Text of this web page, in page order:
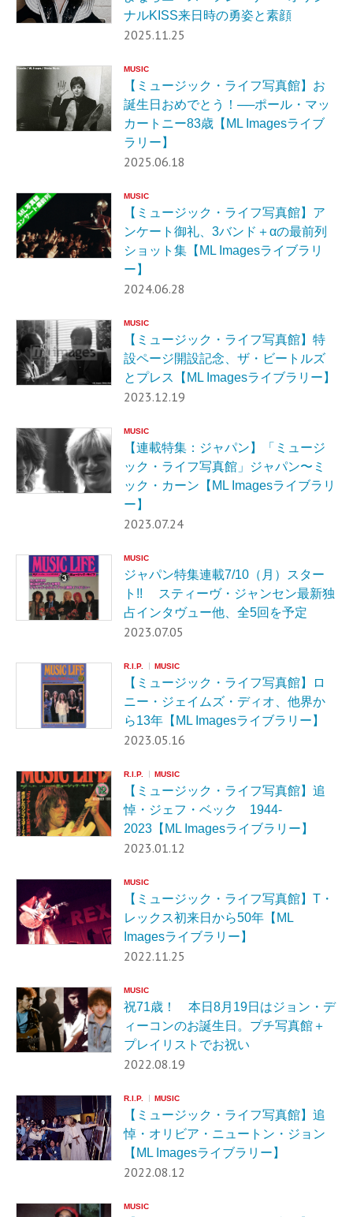
ナルKISS来日時の勇姿と素顔
2025.11.25
MUSIC
【ミュージック・ライフ写真館】お
誕生日おめでとう！──ポール・マッ
カートニー83歳【ML Imagesライブ
ラリー】
2025.06.18
MUSIC
【ミュージック・ライフ写真館】ア
ンケート御礼、3バンド＋αの最前列
ショット集【ML Imagesライブラリ
ー】
2024.06.28
MUSIC
【ミュージック・ライフ写真館】特
設ページ開設記念、ザ・ビートルズ
とプレス【ML Imagesライブラリー】
2023.12.19
MUSIC
【連載特集：ジャパン】「ミュージ
ック・ライフ写真館」ジャパン〜ミ
ック・カーン【ML Imagesライブラリ
ー】
2023.07.24
MUSIC
ジャパン特集連載7/10（月）スター
ト!! スティーヴ・ジャンセン最新独
占インタヴュー他、全5回を予定
2023.07.05
R.I.P. MUSIC
【ミュージック・ライフ写真館】ロ
ニー・ジェイムズ・ディオ、他界か
ら13年【ML Imagesライブラリー】
2023.05.16
R.I.P. MUSIC
【ミュージック・ライフ写真館】追
悼・ジェフ・ベック 1944-
2023【ML Imagesライブラリー】
2023.01.12
MUSIC
【ミュージック・ライフ写真館】T・
レックス初来日から50年【ML
Imagesライブラリー】
2022.11.25
MUSIC
祝71歳！ 本日8月19日はジョン・デ
ィーコンのお誕生日。プチ写真館＋
プレイリストでお祝い
2022.08.19
R.I.P. MUSIC
【ミュージック・ライフ写真館】追
悼・オリビア・ニュートン・ジョン
【ML Imagesライブラリー】
2022.08.12
MUSIC